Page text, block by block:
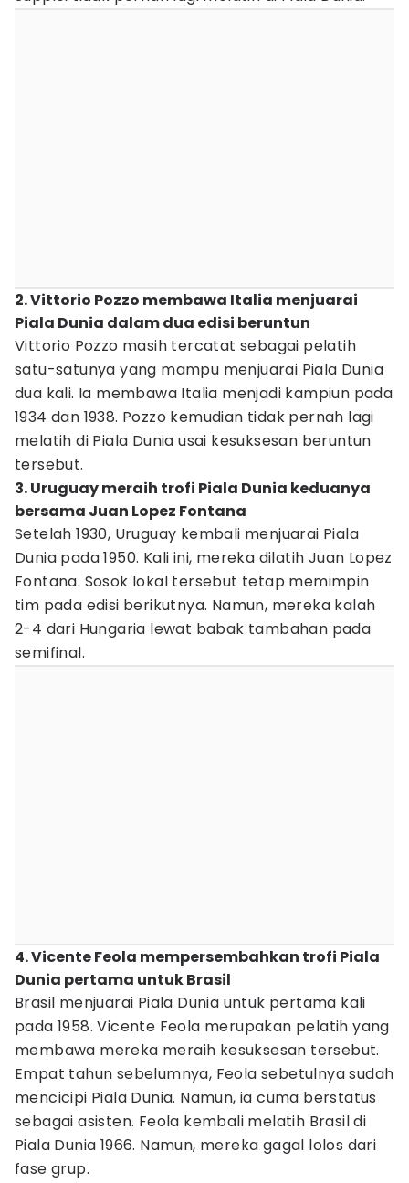
2. Vittorio Pozzo membawa Italia menjuarai
Piala Dunia dalam dua edisi beruntun
Vittorio Pozzo masih tercatat sebagai pelatih
satu-satunya yang mampu menjuarai Piala Dunia
dua kali. Ia membawa Italia menjadi kampiun pada
1934 dan 1938. Pozzo kemudian tidak pernah lagi
melatih di Piala Dunia usai kesuksesan beruntun
tersebut.
3. Uruguay meraih trofi Piala Dunia keduanya
bersama Juan Lopez Fontana
Setelah 1930, Uruguay kembali menjuarai Piala
Dunia pada 1950. Kali ini, mereka dilatih Juan Lopez
Fontana. Sosok lokal tersebut tetap memimpin
tim pada edisi berikutnya. Namun, mereka kalah
2-4 dari Hungaria lewat babak tambahan pada
semifinal.
4. Vicente Feola mempersembahkan trofi Piala
Dunia pertama untuk Brasil
Brasil menjuarai Piala Dunia untuk pertama kali
pada 1958. Vicente Feola merupakan pelatih yang
membawa mereka meraih kesuksesan tersebut.
Empat tahun sebelumnya, Feola sebetulnya sudah
mencicipi Piala Dunia. Namun, ia cuma berstatus
sebagai asisten. Feola kembali melatih Brasil di
Piala Dunia 1966. Namun, mereka gagal lolos dari
fase grup.